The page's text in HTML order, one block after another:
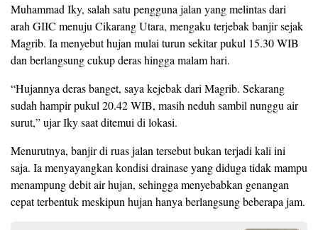
Muhammad Iky, salah satu pengguna jalan yang melintas dari
arah GIIC menuju Cikarang Utara, mengaku terjebak banjir sejak
Magrib. Ia menyebut hujan mulai turun sekitar pukul 15.30 WIB
dan berlangsung cukup deras hingga malam hari.
“Hujannya deras banget, saya kejebak dari Magrib. Sekarang
sudah hampir pukul 20.42 WIB, masih neduh sambil nunggu air
surut,” ujar Iky saat ditemui di lokasi.
Menurutnya, banjir di ruas jalan tersebut bukan terjadi kali ini
saja. Ia menyayangkan kondisi drainase yang diduga tidak mampu
menampung debit air hujan, sehingga menyebabkan genangan
cepat terbentuk meskipun hujan hanya berlangsung beberapa jam.